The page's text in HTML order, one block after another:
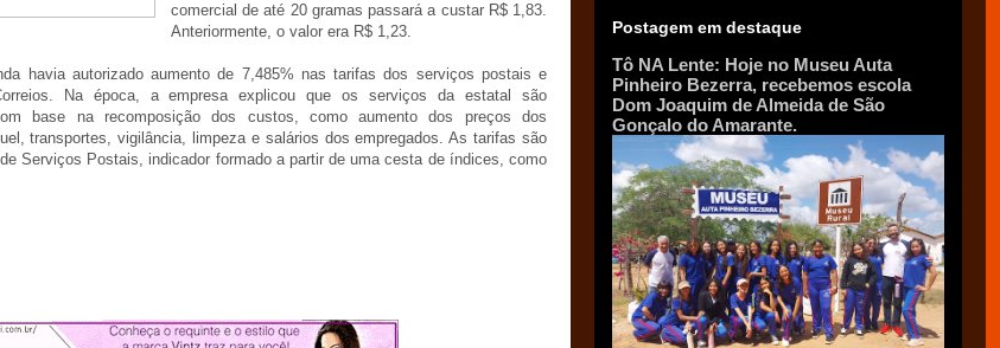
comercial de até 20 gramas passará a custar R$ 1,83.
Anteriormente, o valor era R$ 1,23.
havia autorizado aumento de 7,485% nas tarifas dos serviços postais e
Na época, a empresa explicou que os serviços da estatal são
base na recomposição dos custos, como aumento dos preços dos
transportes, vigilância, limpeza e salários dos empregados. As tarifas são
Serviços Postais, indicador formado a partir de uma cesta de índices, como
Postagem em destaque
Tô NA Lente: Hoje no Museu Auta
Pinheiro Bezerra, recebemos escola
Dom Joaquim de Almeida de São
Gonçalo do Amarante.